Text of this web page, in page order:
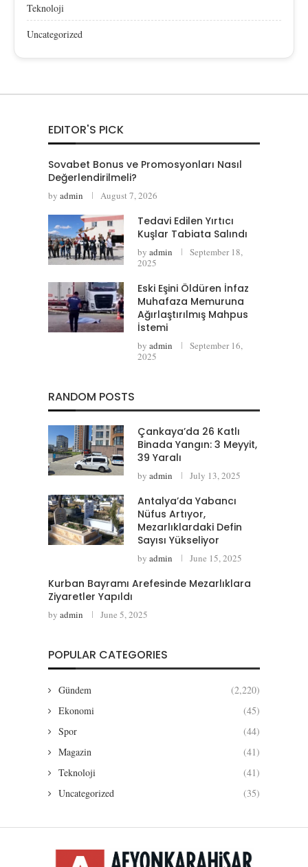
Teknoloji
Uncategorized
EDITOR'S PICK
Sovabet Bonus ve Promosyonları Nasıl
Değerlendirilmeli?
by admin August 7, 2026
Tedavi Edilen Yırtıcı
Kuşlar Tabiata Salındı
by admin
September 18,
2025
Eski Eşini Öldüren İnfaz
Muhafaza Memuruna
Ağırlaştırılmış Mahpus
İstemi
by admin
September 16,
2025
RANDOM POSTS
Çankaya’da 26 Katlı
Binada Yangın: 3 Meyyit,
39 Yaralı
by admin July 13, 2025
Antalya’da Yabancı
Nüfus Artıyor,
Mezarlıklardaki Defin
Sayısı Yükseliyor
by admin June 15, 2025
Kurban Bayramı Arefesinde Mezarlıklara
Ziyaretler Yapıldı
by admin June 5, 2025
POPULAR CATEGORIES
Gündem
(2,220)
Ekonomi
(45)
Spor
(44)
Magazin
(41)
Teknoloji
(41)
Uncategorized
(35)